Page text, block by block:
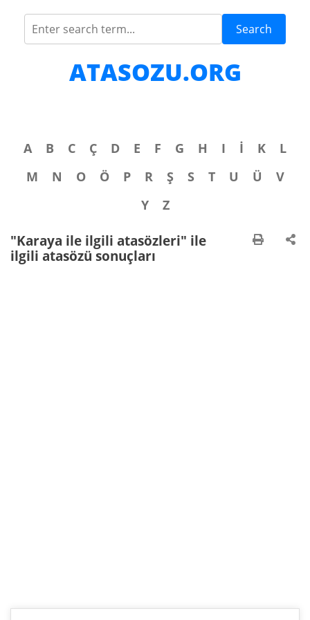
Search
ATASOZU.ORG
A B C Ç D E F G H I İ K
L
M
N O Ö P R Ş S T U Ü
V
Y
Z
"Karaya ile ilgili atasözleri" ile
ilgili atasözü sonuçları